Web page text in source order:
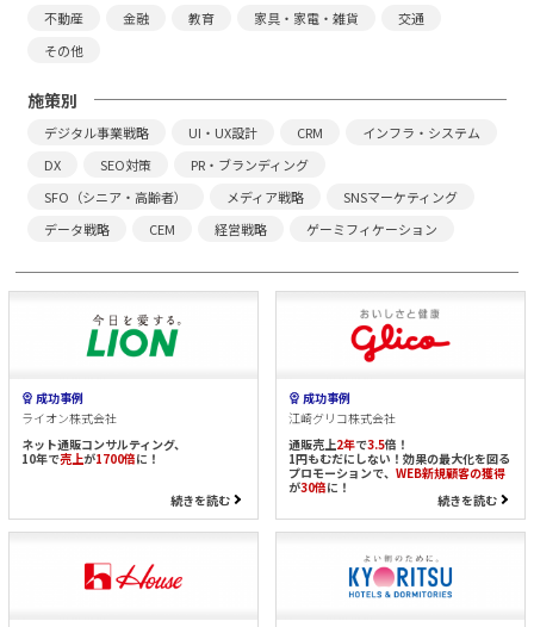
不動産
金融 教育 家具・家電・雑貨
交通
その他
施策別
デジタル事業戦略 UI・UX設計 CRM
インフラ・システム
DX
SEO対策
PR・ブランディング
SFO（シニア・高齢者）
メディア戦略
SNSマーケティング
データ戦略
CEM 経営戦略 ゲーミフィケーション
成功事例
ライオン株式会社
ネット通販コンサルティング、
10年で売上が1700倍に！
続きを読む
成功事例
江崎グリコ株式会社
通販売上2年で3.5倍！
1円もむだにしない！効果の最大化を図る
プロモーションで、 WEB新規顧客の獲得
が30倍に！
続きを読む